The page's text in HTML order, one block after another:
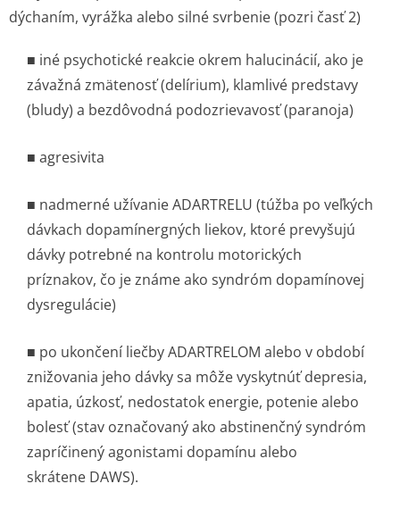
dýchaním, vyrážka alebo silné svrbenie (pozri časť 2)
■ iné psychotické reakcie okrem halucinácií, ako je
závažná zmätenosť (delírium), klamlivé predstavy
(bludy) a bezdôvodná podozrievavosť (paranoja)
■ agresivita
■ nadmerné užívanie ADARTRELU (túžba po veľkých
dávkach dopamínergných liekov, ktoré prevyšujú
dávky potrebné na kontrolu motorických
príznakov, čo je známe ako syndróm dopamínovej
dysregulácie)
■ po ukončení liečby ADARTRELOM alebo v období
znižovania jeho dávky sa môže vyskytnúť depresia,
apatia, úzkosť, nedostatok energie, potenie alebo
bolesť (stav označovaný ako abstinenčný syndróm
zapríčinený agonistami dopamínu alebo
skrátene DAWS).